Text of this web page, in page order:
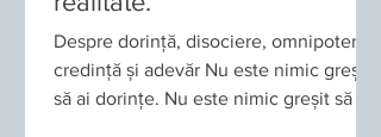
Despre dorință, disociere, omnipotență,
credință și adevăr Nu este nimic greșit
să ai dorințe. Nu este nimic greșit să îți